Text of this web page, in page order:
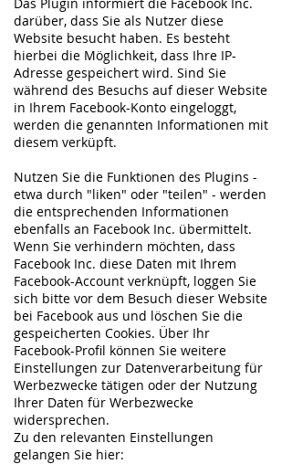
darüber, dass Sie als Nutzer diese
Website besucht haben. Es besteht
hierbei die Möglichkeit, dass Ihre IP-
Adresse gespeichert wird. Sind Sie
während des Besuchs auf dieser Website
in Ihrem Facebook-Konto eingeloggt,
werden die genannten Informationen mit
diesem verküpft.
Nutzen Sie die Funktionen des Plugins -
etwa durch "liken" oder "teilen" - werden
die entsprechenden Informationen
ebenfalls an Facebook Inc. übermittelt.
Wenn Sie verhindern möchten, dass
Facebook Inc. diese Daten mit Ihrem
Facebook-Account verknüpft, loggen Sie
sich bitte vor dem Besuch dieser Website
bei Facebook aus und löschen Sie die
gespeicherten Cookies. Über Ihr
Facebook-Profil können Sie weitere
Einstellungen zur Datenverarbeitung für
Werbezwecke tätigen oder der Nutzung
Ihrer Daten für Werbezwecke
widersprechen.
Zu den relevanten Einstellungen
gelangen Sie hier: